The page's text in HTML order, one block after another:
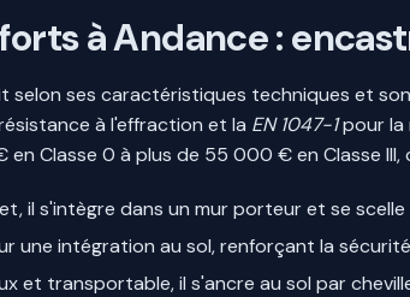
à Andance :
ses caractéristiques techniques et
à l'effraction et la EN 1047-1pour la
Classe 0 à plus de 55 000 € en Classe
il s'intègre dans un mur porteur et se
une intégration au sol, renforçant la
et transportable, il s'ancre au sol par